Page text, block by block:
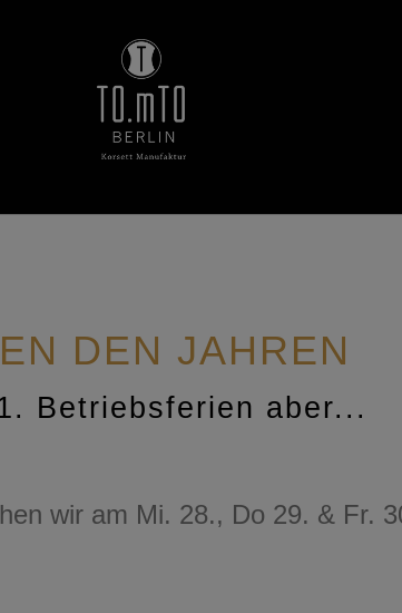
DEN JAHREN
Betriebsferien aber...
wir am Mi. 28., Do 29. & Fr.